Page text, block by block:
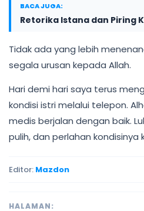
BACA JUGA:
Retorika Istana dan Piring
Tidak ada yang lebih
segala urusan kepada Allah.
Hari demi hari saya terus
kondisi istri melalui telepon.
medis berjalan dengan baik.
pulih, dan perlahan kondisinya
Editor: Mazdon
HALAMAN: